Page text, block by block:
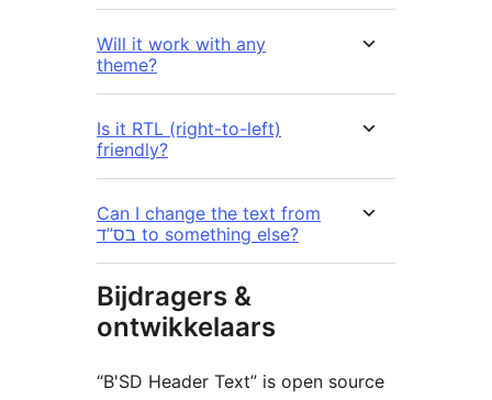
Will it work with any
theme?
Is it RTL (right-to-left)
friendly?
Can I change the text from
בס”ד to something else?
Bijdragers &
ontwikkelaars
“B'SD Header Text” is open source